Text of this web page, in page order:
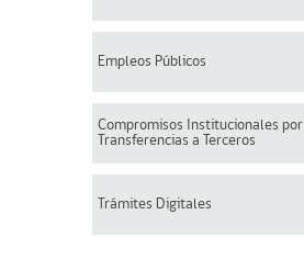
Empleos Públicos
Compromisos Institucionales por
Transferencias a Terceros
Trámites Digitales